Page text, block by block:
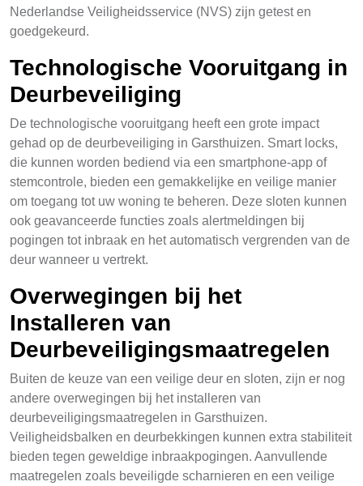
Nederlandse Veiligheidsservice (NVS) zijn getest en
goedgekeurd.
Technologische Vooruitgang in
Deurbeveiliging
De technologische vooruitgang heeft een grote impact
gehad op de deurbeveiliging in Garsthuizen. Smart locks,
die kunnen worden bediend via een smartphone-app of
stemcontrole, bieden een gemakkelijke en veilige manier
om toegang tot uw woning te beheren. Deze sloten kunnen
ook geavanceerde functies zoals alertmeldingen bij
pogingen tot inbraak en het automatisch vergrenden van de
deur wanneer u vertrekt.
Overwegingen bij het
Installeren van
Deurbeveiligingsmaatregelen
Buiten de keuze van een veilige deur en sloten, zijn er nog
andere overwegingen bij het installeren van
deurbeveiligingsmaatregelen in Garsthuizen.
Veiligheidsbalken en deurbekkingen kunnen extra stabiliteit
bieden tegen geweldige inbraakpogingen. Aanvullende
maatregelen zoals beveiligde scharnieren en een veilige